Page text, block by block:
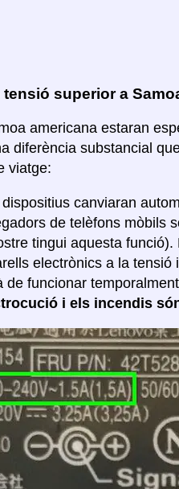
superior a
americana estaran
diferència substancial
viatge:
canviaran
de telèfons mòbils
tingui aquesta funció).
electrònics a la tensió
funcionar
i els incendis